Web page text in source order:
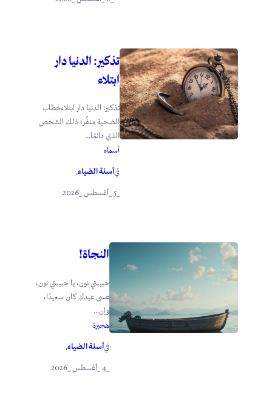
تذكير: الدنيا دار
ابتلاء
تذكير: الدنيا دار ابتلاءخطاب
الضحية منفِّر؛ ذلك الشخص
الذي دائمًا...
أسماء
فيأسنة الضياء.
_5 _أغسطس _2026
النجاة!
حبيبتي نون، يا حبيبتي نون،
عسى عيدكِ كان سعيدًا،
وإن...
هجيرة
فيأسنة الضياء.
_4 _أغسطس _2026